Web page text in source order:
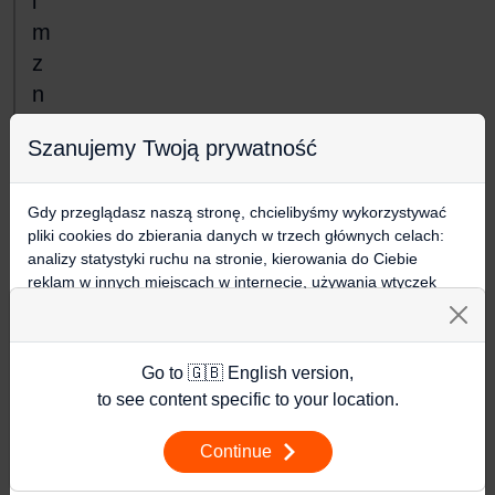
m
z
n
j
o
m
y
m
Szanujemy Twoją prywatność
Gdy przeglądasz naszą stronę, chcielibyśmy wykorzystywać
pliki cookies do zbierania danych w trzech głównych celach:
analizy statystyki ruchu na stronie, kierowania do Ciebie
reklam w innych miejscach w internecie, używania wtyczek
Aby dowiedzieć się więcej o plikach cookie i tym, jak
wykorzystujemy Twoje dane, odwiedź nasząPolityką
Go to 🇬🇧 English version,
to see content specific to your location.
Continue